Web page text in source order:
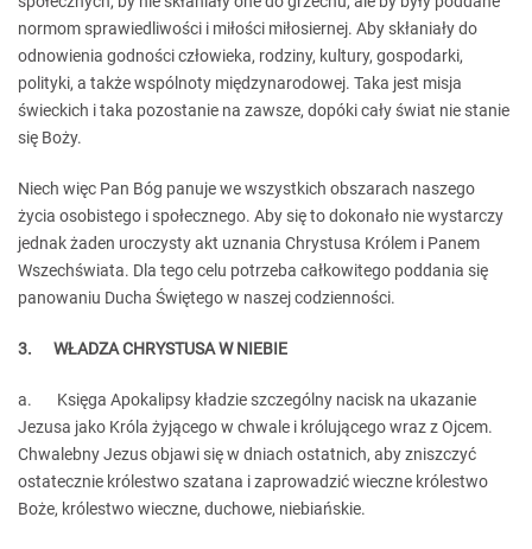
normom sprawiedliwości i miłości miłosiernej. Aby skłaniały do
odnowienia godności człowieka, rodziny, kultury, gospodarki,
polityki, a także wspólnoty międzynarodowej. Taka jest misja
świeckich i taka pozostanie na zawsze, dopóki cały świat nie stanie
się Boży.
Niech więc Pan Bóg panuje we wszystkich obszarach naszego
życia osobistego i społecznego. Aby się to dokonało nie wystarczy
jednak żaden uroczysty akt uznania Chrystusa Królem i Panem
Wszechświata. Dla tego celu potrzeba całkowitego poddania się
panowaniu Ducha Świętego w naszej codzienności.
3. WŁADZA CHRYSTUSA W NIEBIE
a.
Księga Apokalipsy kładzie szczególny nacisk na ukazanie
Jezusa jako Króla żyjącego w chwale i królującego wraz z Ojcem.
Chwalebny Jezus objawi się w dniach ostatnich, aby zniszczyć
ostatecznie królestwo szatana i zaprowadzić wieczne królestwo
Boże, królestwo wieczne, duchowe, niebiańskie.